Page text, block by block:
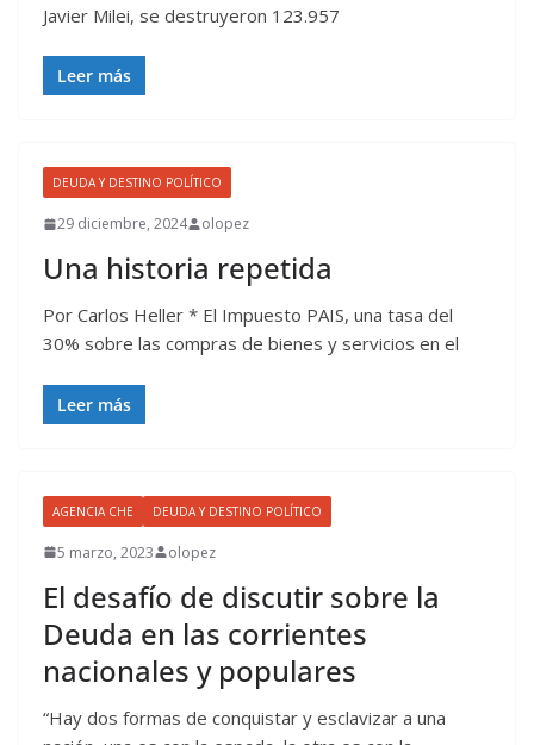
Javier Milei, se destruyeron 123.957
Leer más
DEUDA Y DESTINO POLÍTICO
29 diciembre, 2024 olopez
Una historia repetida
Por Carlos Heller * El Impuesto PAIS, una tasa del
30% sobre las compras de bienes y servicios en el
Leer más
AGENCIA CHE DEUDA Y DESTINO POLÍTICO
5 marzo, 2023 olopez
El desafío de discutir sobre la
Deuda en las corrientes
nacionales y populares
“Hay dos formas de conquistar y esclavizar a una